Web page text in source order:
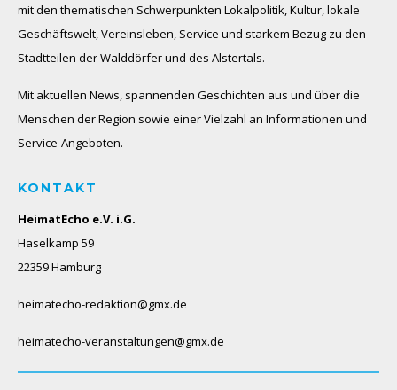
mit den thematischen Schwerpunkten Lokalpolitik, Kultur, lokale
Geschäftswelt, Vereinsleben, Service und starkem Bezug zu den
Stadtteilen der Walddörfer und des Alstertals.
Mit aktuellen News, spannenden Geschichten aus und über die
Menschen der Region sowie einer Vielzahl an Informationen und
Service-Angeboten.
KONTAKT
HeimatEcho e.V. i.G.
Haselkamp 59
22359 Hamburg
heimatecho-redaktion@gmx.de
heimatecho-veranstaltungen@gmx.de